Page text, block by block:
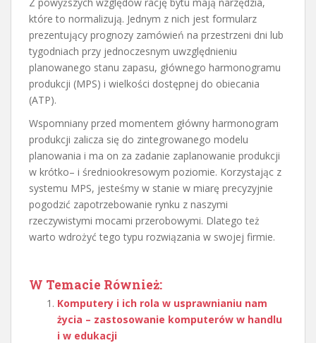
które to normalizują. Jednym z nich jest formularz
prezentujący prognozy zamówień na przestrzeni dni lub
tygodniach przy jednoczesnym uwzględnieniu
planowanego stanu zapasu, głównego harmonogramu
produkcji (MPS) i wielkości dostępnej do obiecania
(ATP).
Wspomniany przed momentem główny harmonogram
produkcji zalicza się do zintegrowanego modelu
planowania i ma on za zadanie zaplanowanie produkcji
w krótko– i średniookresowym poziomie. Korzystając z
systemu MPS, jesteśmy w stanie w miarę precyzyjnie
pogodzić zapotrzebowanie rynku z naszymi
rzeczywistymi mocami przerobowymi. Dlatego też
warto wdrożyć tego typu rozwiązania w swojej firmie.
W Temacie Również:
Komputery i ich rola w usprawnianiu nam
życia – zastosowanie komputerów w handlu
i w edukacji